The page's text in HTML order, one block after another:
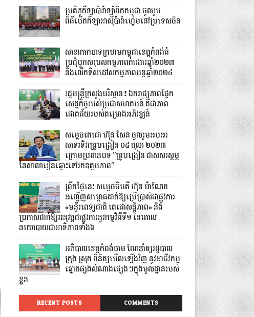
ប្រតិភូកីឡាប៉ារ៉ាឡាំពិកកម្ពុជា ចូលរួម
ពិធីបើកកីឡាអាស៊ីប៉ារ៉ាហ្គេមនៅប្រទេសចិន
សាខាកាកបាទក្រហមកម្ពុជាខេត្តកំពង់ធំ
ប្រជុំបូកសរុបសកម្មភាពការងារឆ្នាំ២០២៣
និងលើកទិសដៅសកម្មភាពបន្តឆ្នាំ២០២៤
រដ្ឋមន្រ្តីក្រសួងបរិស្ថាន៖ ឯករាជ្យភាពផ្នែក
សេដ្ឋកិច្ចរបស់ប្រជាសហគមន៍ គឺជាភាព
ជោគជ័យរបស់គម្រោងអភិវឌ្ឍន៍
សម្តេចតេជោ ហ៊ុន សែន ចូលរួមអបអរ
សាទរទិវាគ្រូបង្រៀន ០៥ តុលា ២០២៣
ក្រោមប្រធានបទ "គ្រូបង្រៀន ជាសសរស្តម្ភ
នៃសាលារៀនឆ្ពោះទៅរកឧត្តមភាព"
ព្រឹកថ្ងៃនេះ សម្តេចធិបតី ហ៊ុន ម៉ាណែត
អញ្ជើញសម្ពោធដាក់ឱ្យប្រើប្រាស់ជាផ្លូវការ
«មន្ទីរពេទ្យជាតិ តេជោសន្តិភាព» និង
ប្រកាសដាក់ឱ្យ​អនុវត្តជាផ្លូវការនូវកម្មវិធីទី១ នៃគោល
នយោបាយជាអាទិភាពទាំង៦
អភិបាលខេត្តកំពង់ចាម ណែនាំឲ្យរដ្ឋបាល
ក្រុង ស្រុក ពិនិត្យមើលឡើងវិញ នូវអាជីវកម្ម
ឆ្នោតផ្សងសំណាងផ្សេងៗក្នុងមូលដ្ឋានរបស់
ខ្លួន
RECENT POSTS COMMENTS